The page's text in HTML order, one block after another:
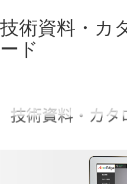
技術資料・カ
ード